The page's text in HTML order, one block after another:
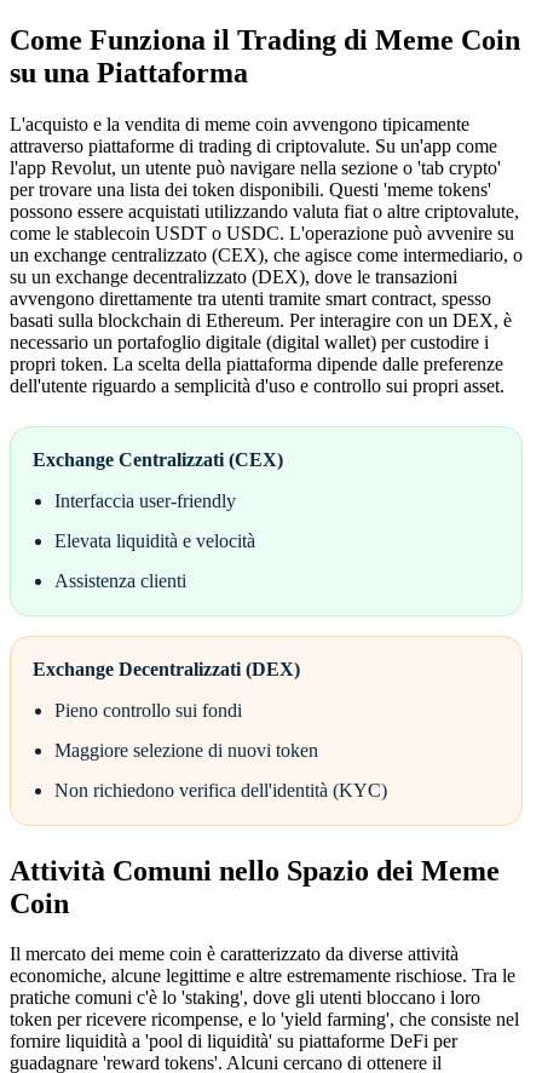
Come Funziona il Trading di Meme Coin
su una Piattaforma
L'acquisto e la vendita di meme coin avvengono tipicamente
attraverso piattaforme di trading di criptovalute. Su un'app come
l'app Revolut, un utente può navigare nella sezione o 'tab crypto'
per trovare una lista dei token disponibili. Questi 'meme tokens'
possono essere acquistati utilizzando valuta fiat o altre criptovalute,
come le stablecoin USDT o USDC. L'operazione può avvenire su
un exchange centralizzato (CEX), che agisce come intermediario, o
su un exchange decentralizzato (DEX), dove le transazioni
avvengono direttamente tra utenti tramite smart contract, spesso
basati sulla blockchain di Ethereum. Per interagire con un DEX, è
necessario un portafoglio digitale (digital wallet) per custodire i
propri token. La scelta della piattaforma dipende dalle preferenze
dell'utente riguardo a semplicità d'uso e controllo sui propri asset.
Exchange Centralizzati (CEX)
Interfaccia user-friendly
Elevata liquidità e velocità
Assistenza clienti
Exchange Decentralizzati (DEX)
Pieno controllo sui fondi
Maggiore selezione di nuovi token
Non richiedono verifica dell'identità (KYC)
Attività Comuni nello Spazio dei Meme
Coin
Il mercato dei meme coin è caratterizzato da diverse attività
economiche, alcune legittime e altre estremamente rischiose. Tra le
pratiche comuni c'è lo 'staking', dove gli utenti bloccano i loro
token per ricevere ricompense, e lo 'yield farming', che consiste nel
fornire liquidità a 'pool di liquidità' su piattaforme DeFi per
guadagnare 'reward tokens'. Alcuni cercano di ottenere il